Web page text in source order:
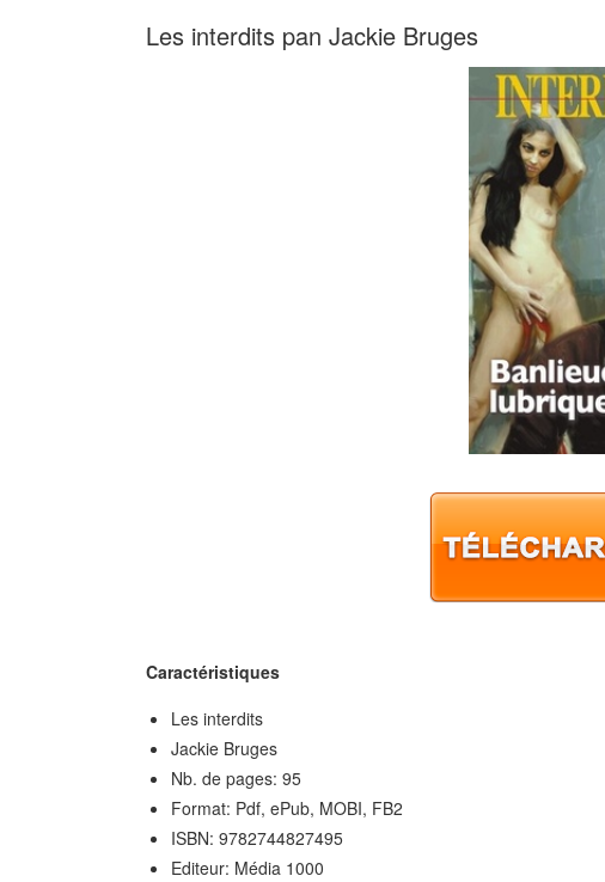
Les interdits pan Jackie Bruges
Caractéristiques
Les interdits
Jackie Bruges
Nb. de pages: 95
Format: Pdf, ePub, MOBI, FB2
ISBN: 9782744827495
Editeur: Média 1000